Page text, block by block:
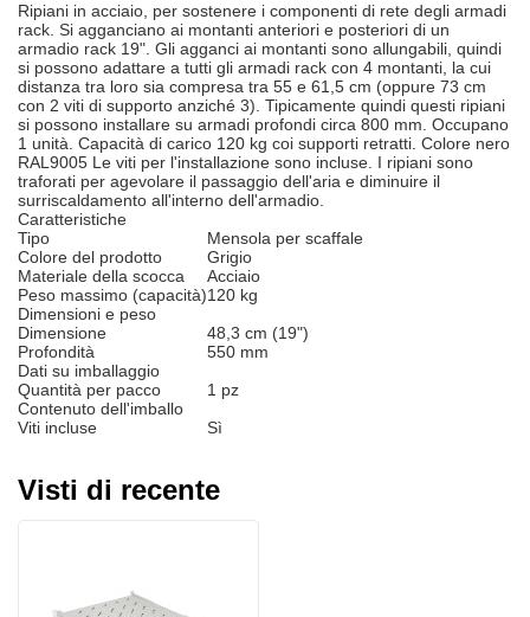
Ripiani in acciaio, per sostenere i componenti di rete degli armadi
rack. Si agganciano ai montanti anteriori e posteriori di un
armadio rack 19". Gli agganci ai montanti sono allungabili, quindi
si possono adattare a tutti gli armadi rack con 4 montanti, la cui
distanza tra loro sia compresa tra 55 e 61,5 cm (oppure 73 cm
con 2 viti di supporto anziché 3). Tipicamente quindi questi ripiani
si possono installare su armadi profondi circa 800 mm. Occupano
1 unità. Capacità di carico 120 kg coi supporti retratti. Colore nero
RAL9005 Le viti per l'installazione sono incluse. I ripiani sono
traforati per agevolare il passaggio dell'aria e diminuire il
surriscaldamento all'interno dell'armadio.
Caratteristiche
Tipo
Mensola per scaffale
Colore del prodotto
Grigio
Materiale della scocca
Acciaio
Peso massimo (capacità)120 kg
Dimensioni e peso
Dimensione
48,3 cm (19")
Profondità
550 mm
Dati su imballaggio
Quantità per pacco
1 pz
Contenuto dell'imballo
Viti incluse
Sì
Visti di recente